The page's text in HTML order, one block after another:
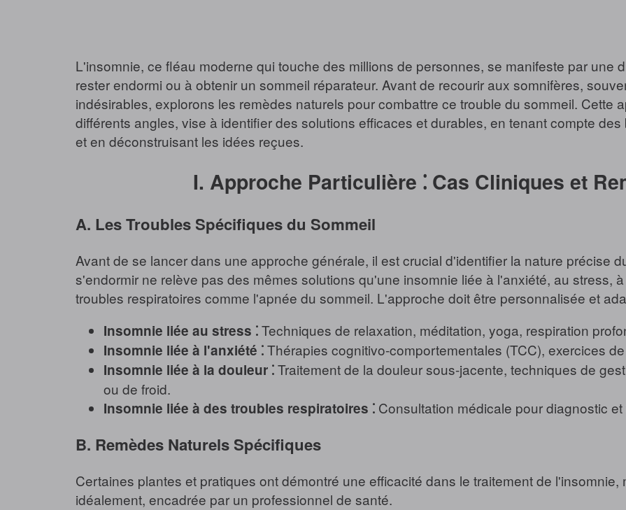
L'insomnie, ce fléau moderne qui touche des millions de personnes, se manifeste par une
rester endormi ou à obtenir un sommeil réparateur. Avant de recourir aux somnifères,
indésirables, explorons les remèdes naturels pour combattre ce trouble du sommeil. Cette
différents angles, vise à identifier des solutions efficaces et durables, en tenant compte
et en déconstruisant les idées reçues.
I. Approche Particulière ⁚ Cas Cliniques et
A. Les Troubles Spécifiques du Sommeil
Avant de se lancer dans une approche générale, il est crucial d'identifier la nature précise
s'endormir ne relève pas des mêmes solutions qu'une insomnie liée à l'anxiété, au stress,
troubles respiratoires comme l'apnée du sommeil. L'approche doit être personnalisée et
Insomnie liée au stress ⁚Techniques de relaxation, méditation, yoga, respiration
Insomnie liée à l'anxiété ⁚Thérapies cognitivo-comportementales (TCC), exercices
Insomnie liée à la douleur ⁚Traitement de la douleur sous-jacente, techniques de
ou de froid.
Insomnie liée à des troubles respiratoires ⁚Consultation médicale pour diagnostic
B. Remèdes Naturels Spécifiques
Certaines plantes et pratiques ont démontré une efficacité dans le traitement de
idéalement, encadrée par un professionnel de santé.